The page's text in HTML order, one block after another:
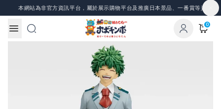
Skip to content
官方資訊平台，屬於展示購物平台及推廣日本景品、一番賞等資訊，所有圖片與資料
0